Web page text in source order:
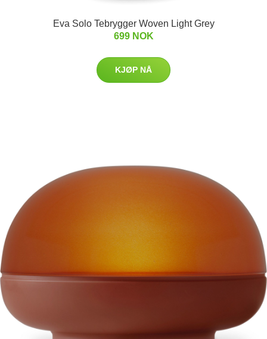
Eva Solo Tebrygger Woven Light Grey
699 NOK
KJØP NÅ